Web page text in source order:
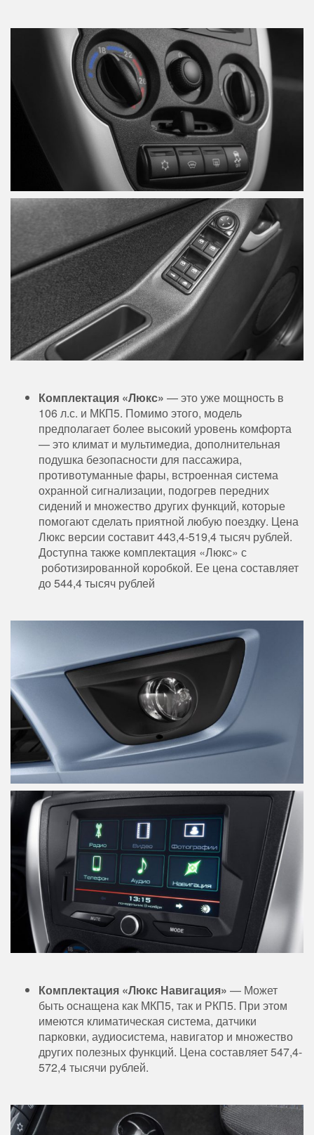
Комплектация «Люкс» — это уже мощность в
106 л.с. и МКП5. Помимо этого, модель
предполагает более высокий уровень комфорта
— это климат и мультимедиа, дополнительная
подушка безопасности для пассажира,
противотуманные фары, встроенная система
охранной сигнализации, подогрев передних
сидений и множество других функций, которые
помогают сделать приятной любую поездку. Цена
Люкс версии составит 443,4-519,4 тысяч рублей.
Доступна также комплектация «Люкс» с
роботизированной коробкой. Ее цена составляет
до 544,4 тысяч рублей
Комплектация «Люкс Навигация» — Может
быть оснащена как МКП5, так и РКП5. При этом
имеются климатическая система, датчики
парковки, аудиосистема, навигатор и множество
других полезных функций. Цена составляет 547,4-
572,4 тысячи рублей.